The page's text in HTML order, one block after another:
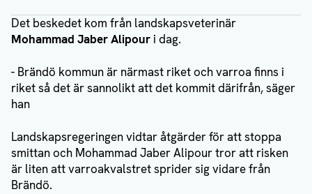
Det beskedet kom från landskapsveterinär
Mohammad Jaber Alipour i dag.
- Brändö kommun är närmast riket och varroa finns i
riket så det är sannolikt att det kommit därifrån, säger
han
Landskapsregeringen vidtar åtgärder för att stoppa
smittan och Mohammad Jaber Alipour tror att risken
är liten att varroakvalstret sprider sig vidare från
Brändö.